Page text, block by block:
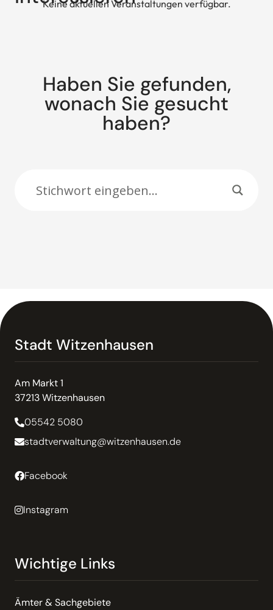
Keine aktuellen Veranstaltungen verfügbar.
Haben Sie gefunden,
wonach Sie gesucht
haben?
Stadt Witzenhausen
Am Markt 1
37213 Witzenhausen
05542 5080
stadtverwaltung@witzenhausen.de
Facebook
Instagram
Wichtige Links
Ämter & Sachgebiete